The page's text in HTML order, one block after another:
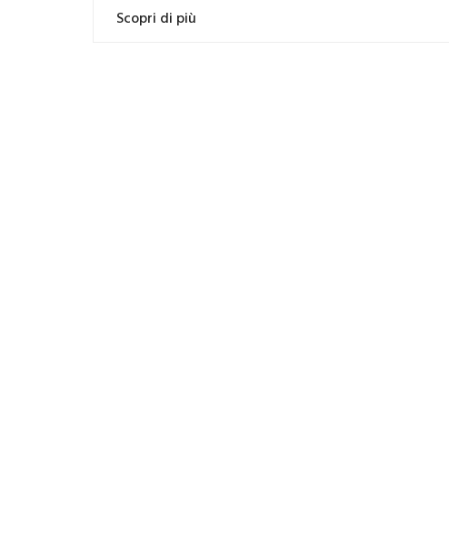
Scopri di più